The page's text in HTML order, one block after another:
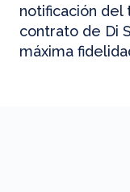
notificación del
contrato de Di
máxima